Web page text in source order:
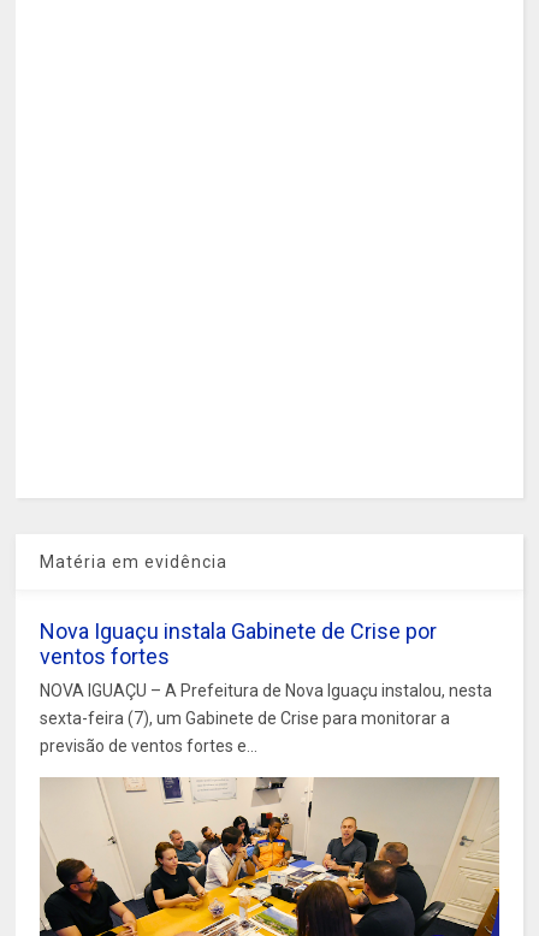
Matéria em evidência
Nova Iguaçu instala Gabinete de Crise por
ventos fortes
NOVA IGUAÇU – A Prefeitura de Nova Iguaçu instalou, nesta
sexta-feira (7), um Gabinete de Crise para monitorar a
previsão de ventos fortes e...